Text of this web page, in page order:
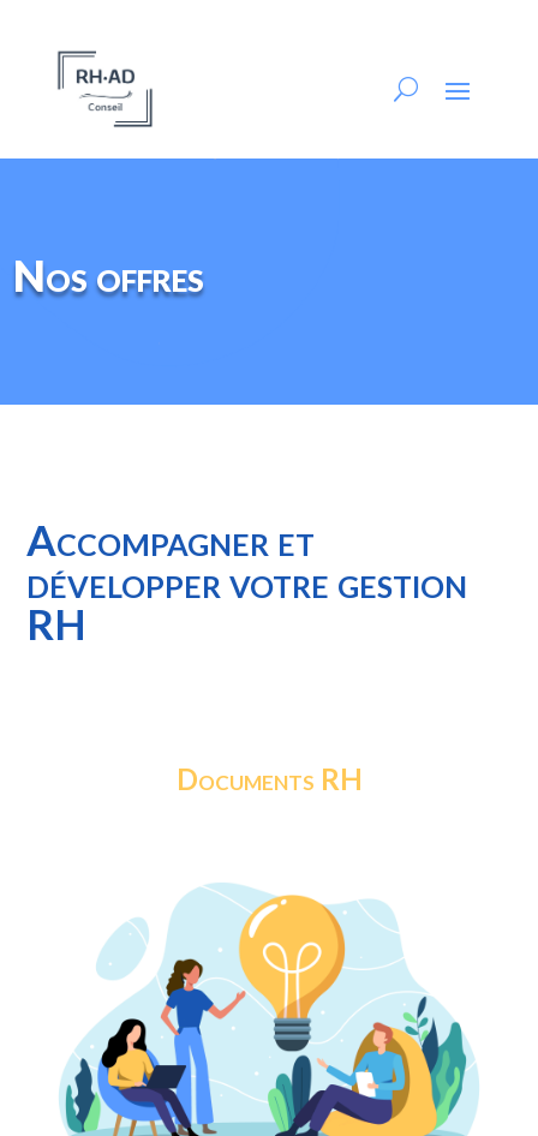
Nos offres
Accompagner et
développer votre gestion
RH
Documents RH